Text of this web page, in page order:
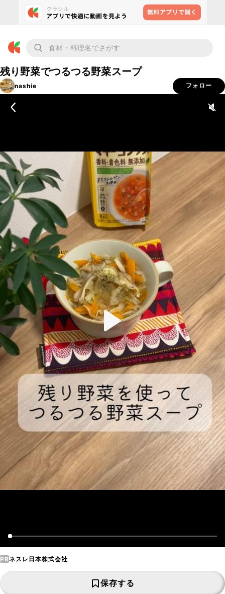
残り野菜でつるつる野菜スープ
nashie フォロー
PRネスレ日本株式会社
保存する